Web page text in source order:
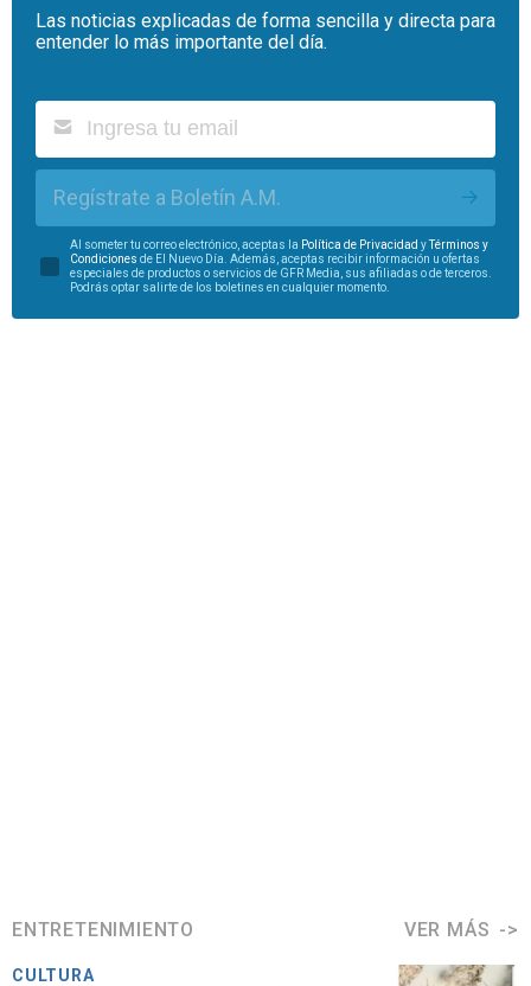
Las noticias explicadas de forma sencilla y directa para
entender lo más importante del día.
Regístrate a Boletín A.M.
Al someter tu correo electrónico, aceptas la Política de Privacidad yTérminos y
Condiciones de El Nuevo Día. Además, aceptas recibir información u ofertas
especiales de productos o servicios de GFR Media, sus afiliadas o de terceros.
Podrás optar salirte de los boletines en cualquier momento.
ENTRETENIMIENTO VER MÁS
CULTURA